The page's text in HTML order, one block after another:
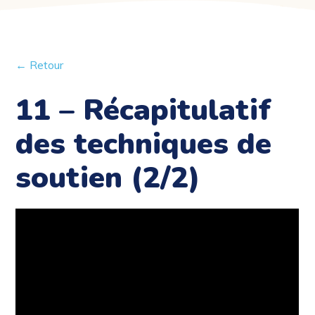
← Retour
11 – Récapitulatif
des techniques de
soutien (2/2)